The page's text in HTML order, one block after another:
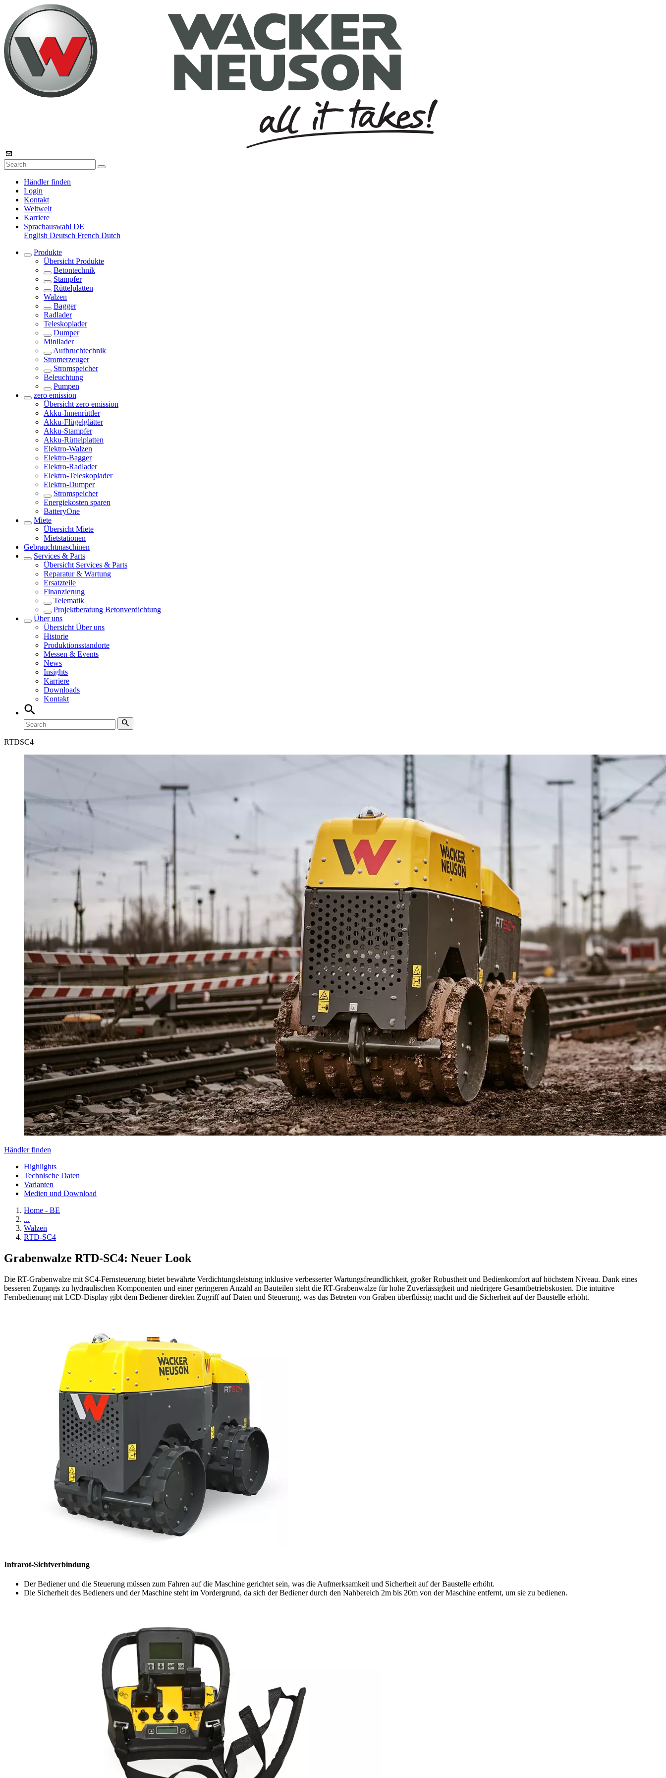
Händler finden
Login
Kontakt
Weltweit
Karriere
Sprachauswahl DE
English Deutsch French Dutch
Produkte
Übersicht Produkte
Betontechnik
Stampfer
Rüttelplatten
Walzen
Bagger
Radlader
Teleskoplader
Dumper
Minilader
Aufbruchtechnik
Stromerzeuger
Stromspeicher
Beleuchtung
Pumpen
zero emission
Übersicht zero emission
Akku-Innenrüttler
Akku-Flügelglätter
Akku-Stampfer
Akku-Rüttelplatten
Elektro-Walzen
Elektro-Bagger
Elektro-Radlader
Elektro-Teleskoplader
Elektro-Dumper
Stromspeicher
Energiekosten sparen
BatteryOne
Miete
Übersicht Miete
Mietstationen
Gebrauchtmaschinen
Services & Parts
Übersicht Services & Parts
Reparatur & Wartung
Ersatzteile
Finanzierung
Telematik
Projektberatung Betonverdichtung
Über uns
Übersicht Über uns
Historie
Produktionsstandorte
Messen & Events
News
Insights
Karriere
Downloads
Kontakt
RTDSC4
Händler finden
Highlights
Technische Daten
Varianten
Medien und Download
Home - BE
...
Walzen
RTD-SC4
Grabenwalze RTD-SC4: Neuer Look
Die RT-Grabenwalze mit SC4-Fernsteuerung bietet bewährte Verdichtungsleistung inklusive verbesserter Wartungsfreundlichkeit, großer Robustheit und Bedienkomfort auf höchstem Niveau. Dank eines
besseren Zugangs zu hydraulischen Komponenten und einer geringeren Anzahl an Bauteilen steht die RT-Grabenwalze für hohe Zuverlässigkeit und niedrigere Gesamtbetriebskosten. Die intuitive
Fernbedienung mit LCD-Display gibt dem Bediener direkten Zugriff auf Daten und Steuerung, was das Betreten von Gräben überflüssig macht und die Sicherheit auf der Baustelle erhöht.
Infrarot-Sichtverbindung
Der Bediener und die Steuerung müssen zum Fahren auf die Maschine gerichtet sein, was die Aufmerksamkeit und Sicherheit auf der Baustelle erhöht.
Die Sicherheit des Bedieners und der Maschine steht im Vordergrund, da sich der Bediener durch den Nahbereich 2m bis 20m von der Maschine entfernt, um sie zu bedienen.